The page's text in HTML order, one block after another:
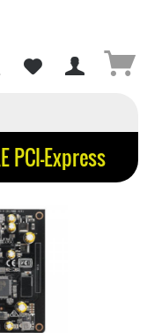
PCI-Express